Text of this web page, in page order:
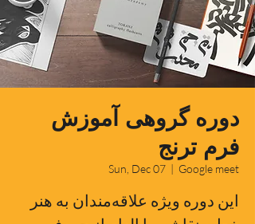
دوره گروهی آموزش
فرم ترنج
Sun, Dec 07
  |
Google meet
این دوره ویژه علاقه‌مندان به هنر